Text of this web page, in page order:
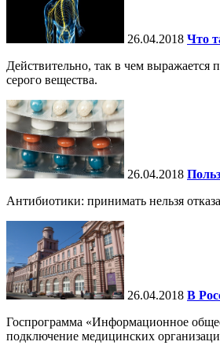
26.04.2018 Что
Действительно, так в чем выражается
серого вещества.
26.04.2018
Антибиотики: принимать нельзя
26.04.2018 В
Госпрограмма «Информационное
подключение медицинских